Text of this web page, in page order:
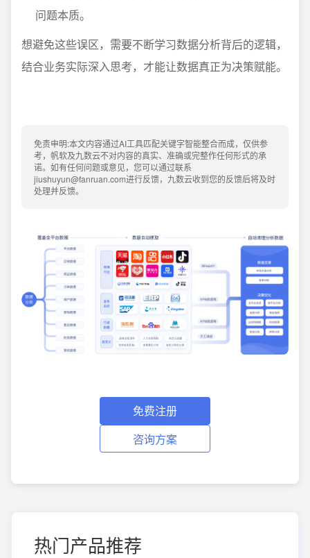
问题本质。
想避免这些误区，需要不断学习数据分析背后的逻辑，
结合业务实际深入思考，才能让数据真正为决策赋能。
免责申明:本文内容通过AI工具匹配关键字智能整合而成，仅供参
考，帆软及九数云不对内容的真实、准确或完整作任何形式的承
诺。如有任何问题或意见，您可以通过联系
jiushuyun@fanruan.com进行反馈，九数云收到您的反馈后将及时
处理并反馈。
免费注册
咨询方案
热门产品推荐